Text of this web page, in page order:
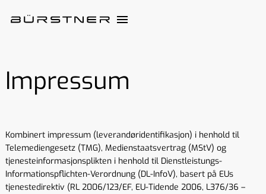
Impressum
Kombinert impressum (leverandøridentifikasjon) i henhold til
Telemediengesetz (TMG), Medienstaatsvertrag (MStV) og
tjenesteinformasjonsplikten i henhold til Dienstleistungs-
Informationspflichten-Verordnung (DL-InfoV), basert på EUs
tjenestedirektiv (RL 2006/123/EF, EU-Tidende 2006, L376/36 –